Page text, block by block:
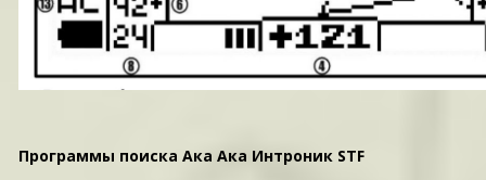
Программы поиска Ака Ака Интроник STF